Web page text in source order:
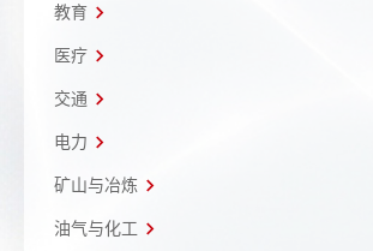
教育
医疗
交通
电力
矿山与冶炼
油气与化工